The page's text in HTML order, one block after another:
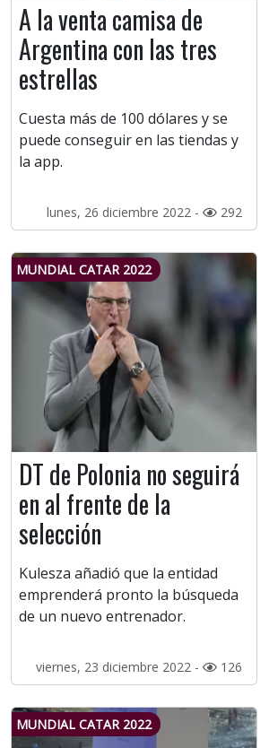
A la venta camisa de
Argentina con las tres
estrellas
Cuesta más de 100 dólares y se
puede conseguir en las tiendas y
la app.
lunes, 26 diciembre 2022 - 292
MUNDIAL CATAR 2022
DT de Polonia no seguirá
en al frente de la
selección
Kulesza añadió que la entidad
emprenderá pronto la búsqueda
de un nuevo entrenador.
viernes, 23 diciembre 2022 - 126
MUNDIAL CATAR 2022